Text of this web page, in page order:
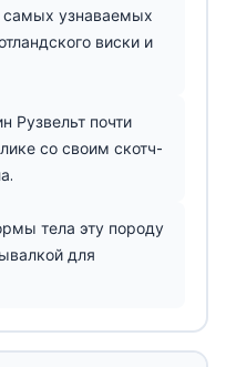
узнаваемых
виски и
Рузвельт почти
со своим скотч-
тела эту породу
для